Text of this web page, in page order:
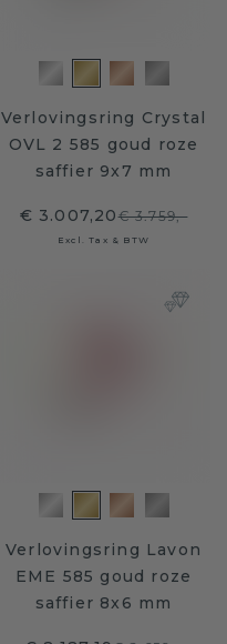
Verlovingsring Crystal
OVL 2 585 goud roze
saffier 9x7 mm
€ 3.007,20€ 3.759,-
Excl. Tax & BTW
Verlovingsring Lavon
EME 585 goud roze
saffier 8x6 mm